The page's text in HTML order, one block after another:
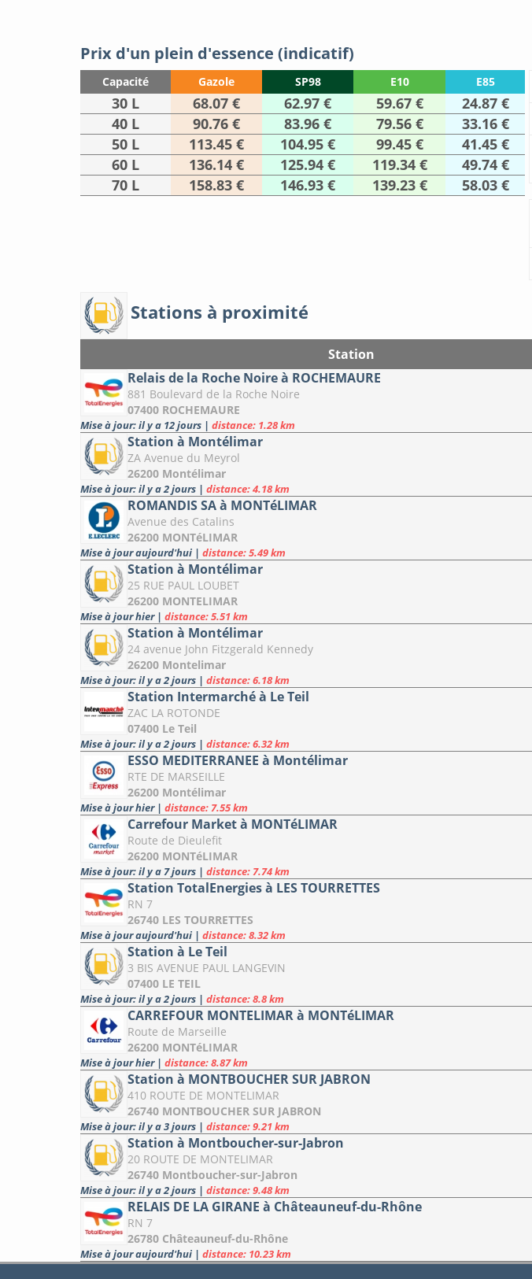
Prix d'un plein d'essence (indicatif)
Capacité Gazole SP98 E10 E85
30 L 68.07 € 62.97 € 59.67 €
24.87 €
40 L
90.76 € 83.96 € 79.56 €
33.16 €
50 L
113.45 € 104.95 € 99.45 €
41.45 €
60 L
136.14 € 125.94 € 119.34 €
49.74 €
70 L
158.83 € 146.93 € 139.23 € 58.03 €
Stations à proximité
Station
Relais de la Roche Noire à ROCHEMAURE
881 Boulevard de la Roche Noire
07400 ROCHEMAURE
Mise à jour: il y a 12 jours | distance: 1.28 km
Station à Montélimar
ZA Avenue du Meyrol
26200 Montélimar
Mise à jour: il y a 2 jours | distance: 4.18 km
ROMANDIS SA à MONTéLIMAR
Avenue des Catalins
26200 MONTéLIMAR
Mise à jour aujourd'hui | distance: 5.49 km
Station à Montélimar
25 RUE PAUL LOUBET
26200 MONTELIMAR
Mise à jour hier | distance: 5.51 km
Station à Montélimar
24 avenue John Fitzgerald Kennedy
26200 Montelimar
Mise à jour: il y a 2 jours | distance: 6.18 km
Station Intermarché à Le Teil
ZAC LA ROTONDE
07400 Le Teil
Mise à jour: il y a 2 jours | distance: 6.32 km
ESSO MEDITERRANEE à Montélimar
RTE DE MARSEILLE
26200 Montélimar
Mise à jour hier | distance: 7.55 km
Carrefour Market à MONTéLIMAR
Route de Dieulefit
26200 MONTéLIMAR
Mise à jour: il y a 7 jours | distance: 7.74 km
Station TotalEnergies à LES TOURRETTES
RN 7
26740 LES TOURRETTES
Mise à jour aujourd'hui | distance: 8.32 km
Station à Le Teil
3 BIS AVENUE PAUL LANGEVIN
07400 LE TEIL
Mise à jour: il y a 2 jours | distance: 8.8 km
CARREFOUR MONTELIMAR à MONTéLIMAR
Route de Marseille
26200 MONTéLIMAR
Mise à jour hier | distance: 8.87 km
Station à MONTBOUCHER SUR JABRON
410 ROUTE DE MONTELIMAR
26740 MONTBOUCHER SUR JABRON
Mise à jour: il y a 3 jours | distance: 9.21 km
Station à Montboucher-sur-Jabron
20 ROUTE DE MONTELIMAR
26740 Montboucher-sur-Jabron
Mise à jour: il y a 2 jours | distance: 9.48 km
RELAIS DE LA GIRANE à Châteauneuf-du-Rhône
RN 7
26780 Châteauneuf-du-Rhône
Mise à jour aujourd'hui | distance: 10.23 km